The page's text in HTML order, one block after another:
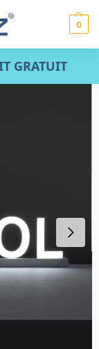
0
GRATUIT